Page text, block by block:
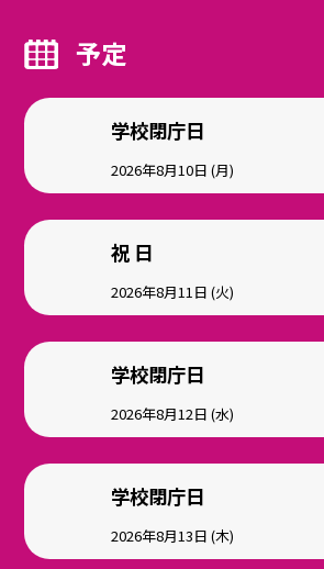
予定
学校閉庁日
2026年8月10日 (月)
祝 日
2026年8月11日 (火)
学校閉庁日
2026年8月12日 (水)
学校閉庁日
2026年8月13日 (木)